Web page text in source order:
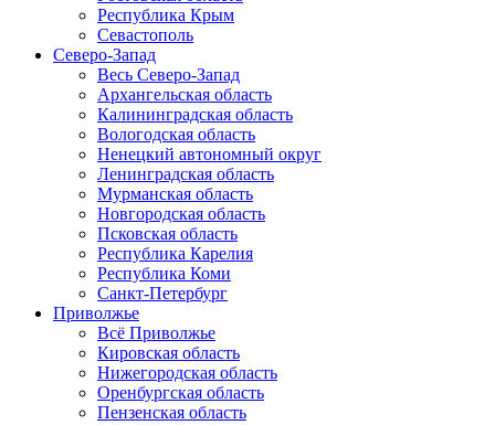
Республика Крым
Севастополь
Северо-Запад
Весь Северо-Запад
Архангельская область
Калининградская область
Вологодская область
Ненецкий автономный округ
Ленинградская область
Мурманская область
Новгородская область
Псковская область
Республика Карелия
Республика Коми
Санкт-Петербург
Приволжье
Всё Приволжье
Кировская область
Нижегородская область
Оренбургская область
Пензенская область